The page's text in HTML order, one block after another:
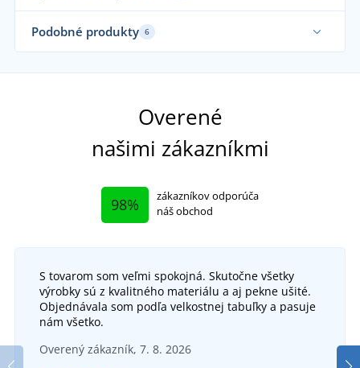
Montérky s náprsenkou R8ED
SKLADOM
v utorok 11. 8.
Podobné produkty 6
Textilný opasok CXS NAVAH
Overené
našimi zákazníkmi
98%
zákazníkov odporúča
náš obchod
S tovarom som veľmi spokojná. Skutočne všetky
výrobky sú z kvalitného materiálu a aj pekne ušité.
Objednávala som podľa velkostnej tabuľky a pasuje
nám všetko.
Overený zákazník, 7. 8. 2026